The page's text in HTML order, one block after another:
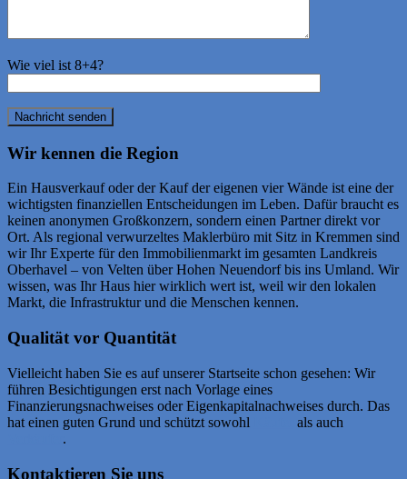
Wie viel ist 8+4?
Wir kennen die Region
Ein Hausverkauf oder der Kauf der eigenen vier Wände ist eine der
wichtigsten finanziellen Entscheidungen im Leben. Dafür braucht es
keinen anonymen Großkonzern, sondern einen Partner direkt vor
Ort. Als regional verwurzeltes Maklerbüro mit Sitz in Kremmen sind
wir Ihr Experte für den Immobilienmarkt im gesamten Landkreis
Oberhavel – von Velten über Hohen Neuendorf bis ins Umland. Wir
wissen, was Ihr Haus hier wirklich wert ist, weil wir den lokalen
Markt, die Infrastruktur und die Menschen kennen.
Qualität vor Quantität
Vielleicht haben Sie es auf unserer Startseite schon gesehen: Wir
führen Besichtigungen erst nach Vorlage eines
Finanzierungsnachweises oder Eigenkapitalnachweises durch. Das
hat einen guten Grund und schützt sowohl
als auch
.
Kontaktieren Sie uns